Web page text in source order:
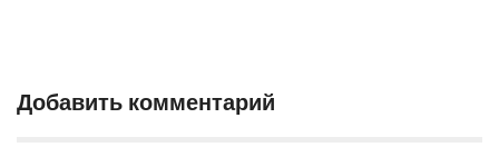
Добавить комментарий